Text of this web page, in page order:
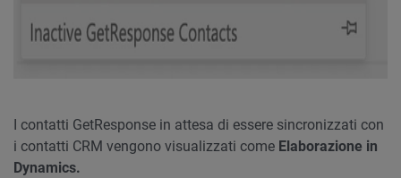
I contatti GetResponse in attesa di essere sincronizzati con
i contatti CRM vengono visualizzati come Elaborazione in
Dynamics.